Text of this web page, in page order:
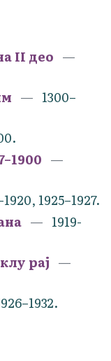
II део
1300–
1925–1927.
1919-
рај